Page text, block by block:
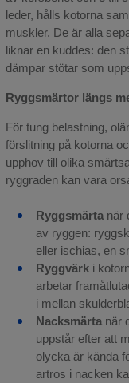
leder, hålls kotorna
muskler. De är alla
liknar en kuddes: den
dämpar stötar som
Ryggsmärtor längs
För tung belastning,
förslitning på kotorna
upphov till olika
ryggraden kan vara
Ryggsmärtanär
av ryggen:
eller ischias, en
Ryggvärki
arbetar
i mellan
Nacksmärtanär
uppstår efter att
olycka är kända
artros i nacken